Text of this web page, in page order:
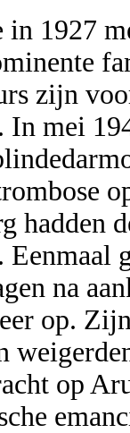
1927
zijn
In mei
Eenmaal
na
op.
op